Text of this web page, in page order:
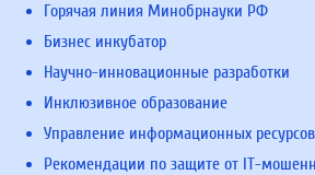
Горячая линия Минобрнауки РФ
Бизнес инкубатор
Научно-инновационные разработки
Инклюзивное образование
Управление информационных ресурсов
Рекомендации по защите от IT-